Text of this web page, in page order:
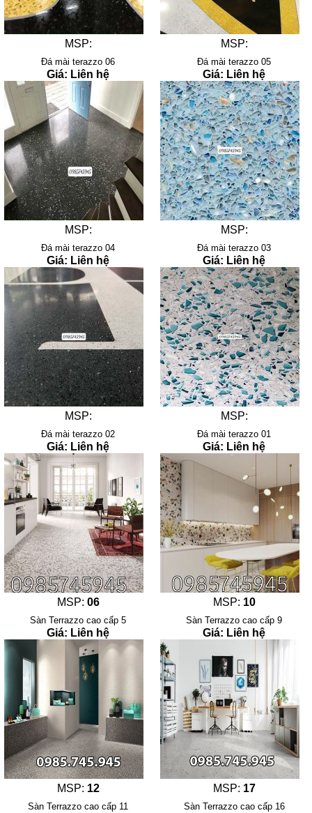
MSP:
Đá mài terazzo 06
Giá: Liên hệ
MSP:
Đá mài terazzo 05
Giá: Liên hệ
MSP:
Đá mài terazzo 04
Giá: Liên hệ
MSP:
Đá mài terazzo 03
Giá: Liên hệ
MSP:
Đá mài terazzo 02
Giá: Liên hệ
MSP:
Đá mài terazzo 01
Giá: Liên hệ
MSP: 06
Sàn Terrazzo cao cấp 5
Giá: Liên hệ
MSP: 10
Sàn Terrazzo cao cấp 9
Giá: Liên hệ
MSP: 12
Sàn Terrazzo cao cấp 11
MSP: 17
Sàn Terrazzo cao cấp 16